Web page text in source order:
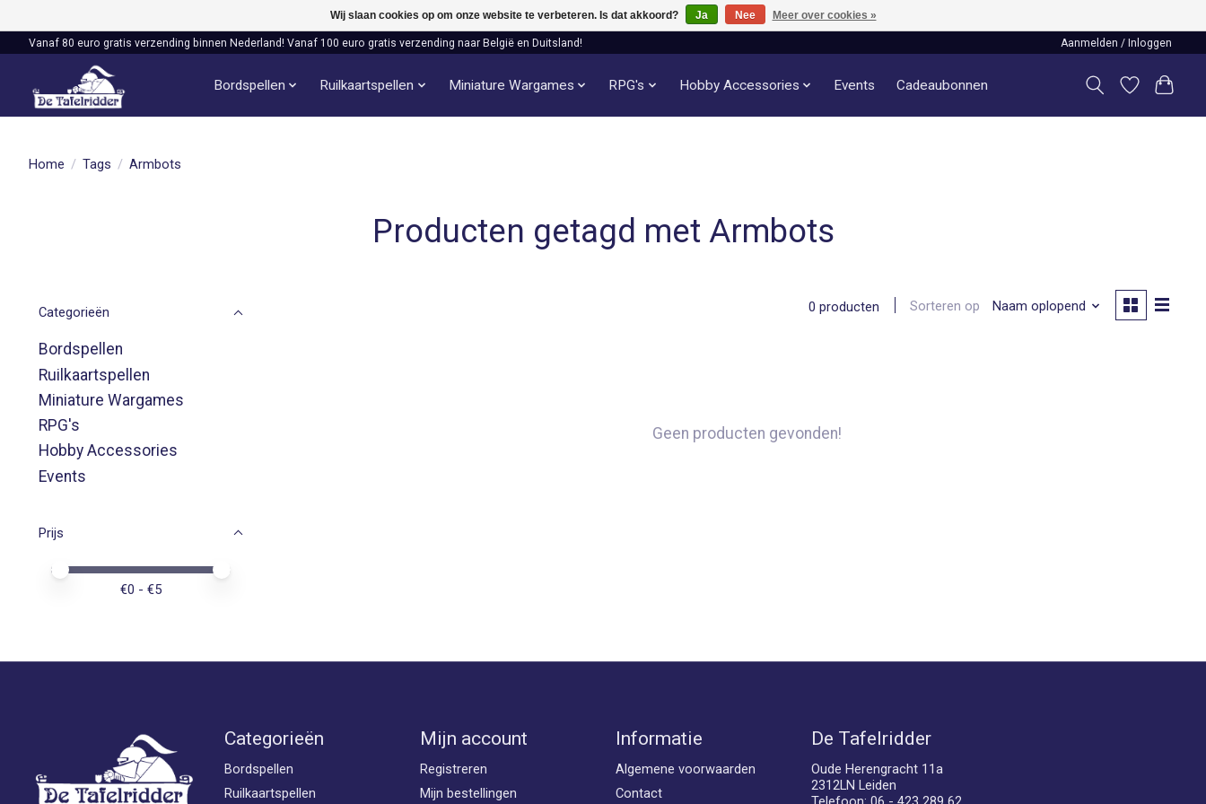
Vanaf 80 euro gratis verzending binnen Nederland! Vanaf 100 euro gratis verzending naar België en Duitsland! Aanmelden / Inloggen
Bordspellen Ruilkaartspellen Miniature Wargames RPG's Hobby Accessories Events Cadeaubonnen
Home / Tags / Armbots
Producten getagd met Armbots
Categorieën
Bordspellen
Ruilkaartspellen
Miniature Wargames
RPG's
Hobby Accessories
Events
Prijs
Minimale prijswaarde
Price maximum value
€0 - €5
0 producten Sorteren op Naam oplopend
Geen producten gevonden!
Categorieën
Bordspellen
Ruilkaartspellen
Mijn account
Registreren
Mijn bestellingen
Informatie
Algemene voorwaarden
Contact
De Tafelridder
Oude Herengracht 11a
2312LN Leiden
Wij slaan cookies op om onze website te verbeteren. Is dat akkoord? Ja Nee Meer over cookies »